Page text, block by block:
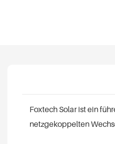
Foxtech Solar ist ein
netzgekoppelten